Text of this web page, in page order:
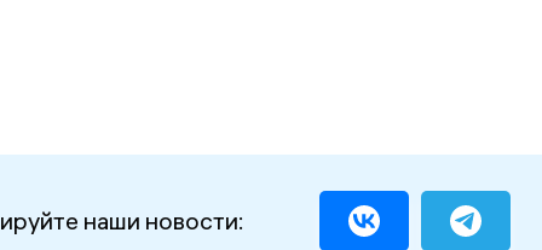
наши новости: